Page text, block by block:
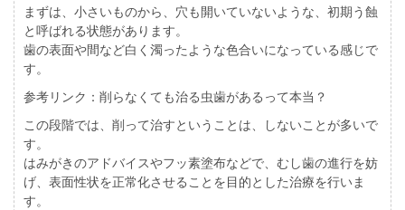
まずは、小さいものから、穴も開いていないような、初期う蝕
と呼ばれる状態があります。
歯の表面や間など白く濁ったような色合いになっている感じで
す。
参考リンク：削らなくても治る虫歯があるって本当？
この段階では、削って治すということは、しないことが多いで
す。
はみがきのアドバイスやフッ素塗布などで、むし歯の進行を妨
げ、表面性状を正常化させることを目的とした治療を行いま
す。